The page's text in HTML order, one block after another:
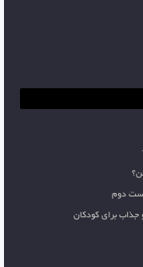
دست دوم
جذاب برای کودکان